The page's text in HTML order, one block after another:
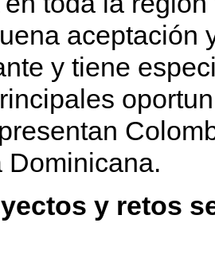
aceptación
y tiene
Dominicana.
y retos